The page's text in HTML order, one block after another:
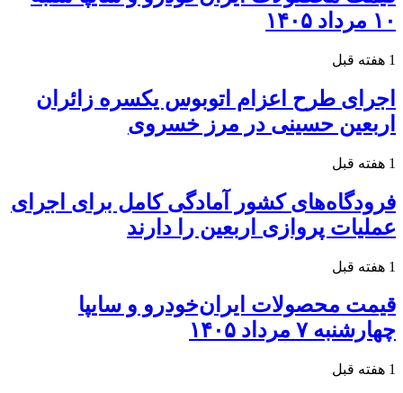
۱۰ مرداد ۱۴۰۵
1 هفته قبل
اجرای طرح اعزام اتوبوس یکسره زائران
اربعین حسینی در مرز خسروی
1 هفته قبل
فرودگاه‌های کشور آمادگی کامل برای اجرای
عملیات پروازی اربعین را دارند
1 هفته قبل
قیمت محصولات ایران‌خودرو و سایپا
چهارشنبه ۷ مرداد ۱۴۰۵
1 هفته قبل